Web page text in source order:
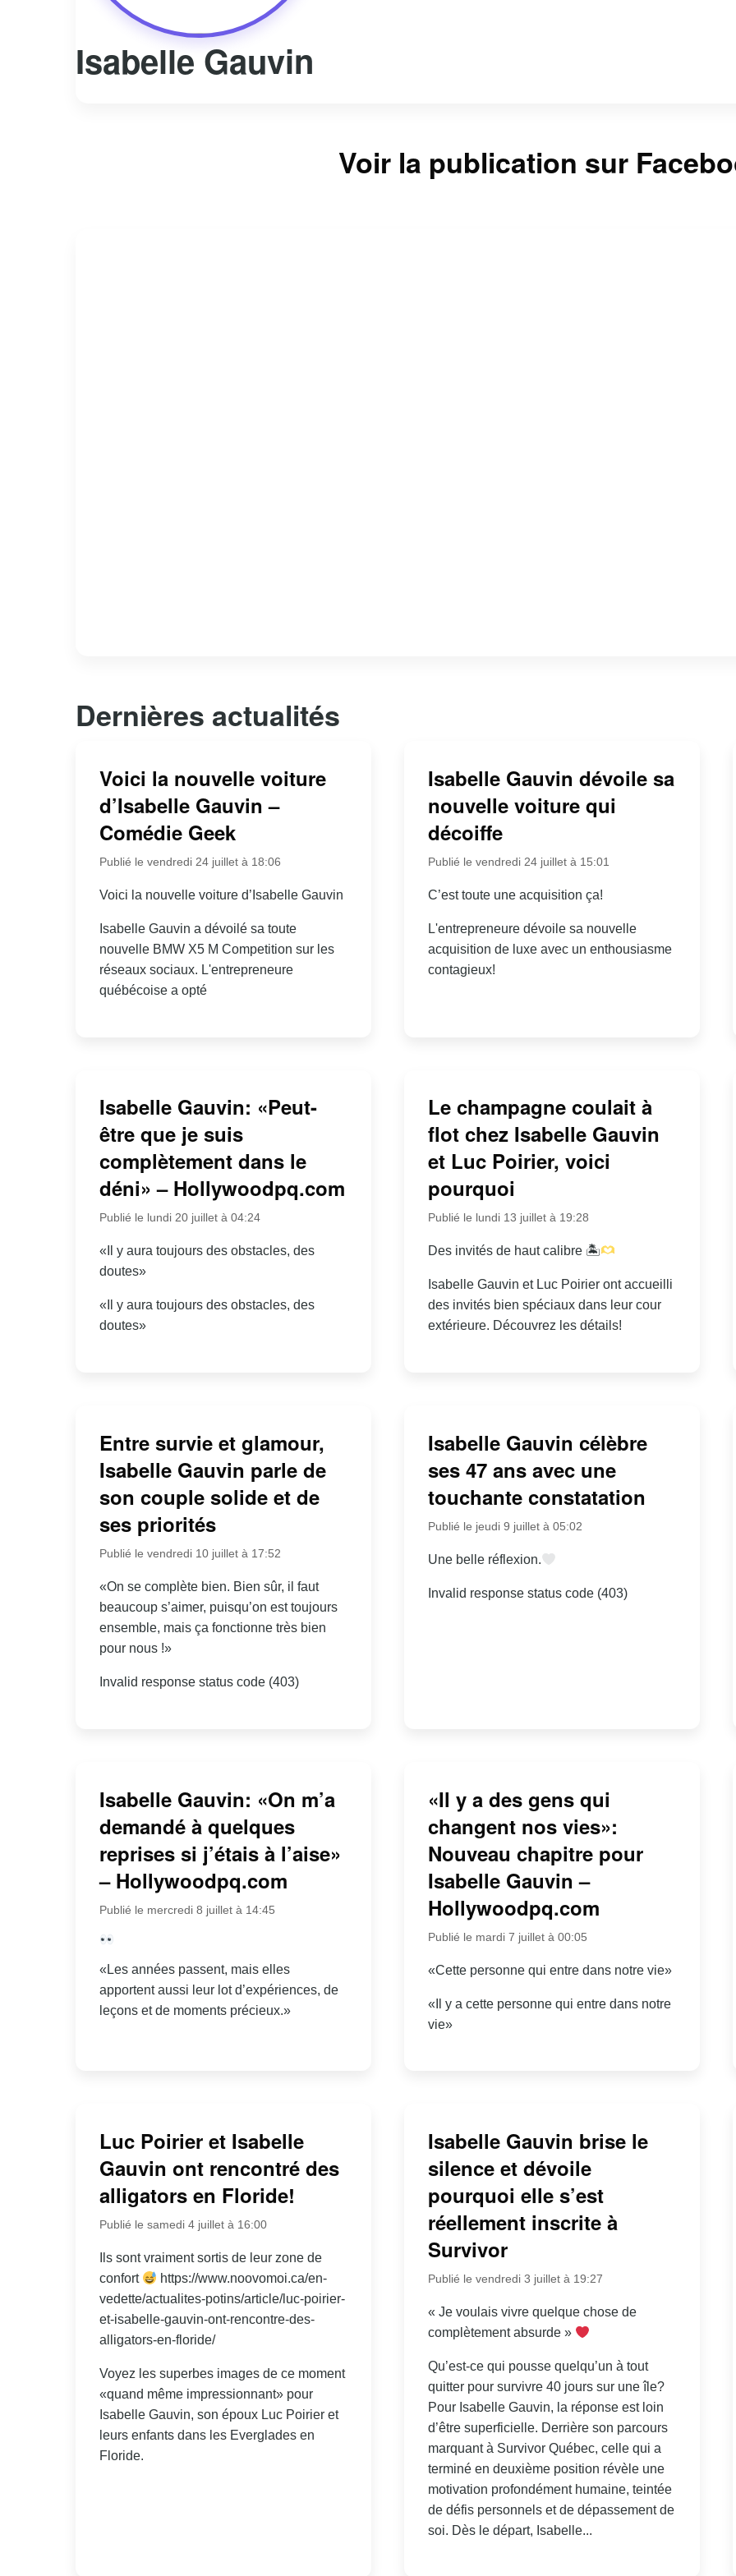
Isabelle Gauvin
Voir la publication sur
Dernières actualités
Voici la nouvelle voiture
d’Isabelle Gauvin –
Comédie Geek
Publié le vendredi 24 juillet à 18:06
Voici la nouvelle voiture d’Isabelle Gauvin
Isabelle Gauvin a dévoilé sa toute
nouvelle BMW X5 M Competition sur les
réseaux sociaux. L'entrepreneure
québécoise a opté
Isabelle Gauvin dévoile sa
nouvelle voiture qui
décoiffe
Publié le vendredi 24 juillet à 15:01
C’est toute une acquisition ça!
L'entrepreneure dévoile sa nouvelle
acquisition de luxe avec un enthousiasme
contagieux!
Isabelle Gauvin: «Peut-
être que je suis
complètement dans le
déni» – Hollywoodpq.com
Publié le lundi 20 juillet à 04:24
«Il y aura toujours des obstacles, des
doutes»
«Il y aura toujours des obstacles, des
doutes»
Le champagne coulait à
flot chez Isabelle Gauvin
et Luc Poirier, voici
pourquoi
Publié le lundi 13 juillet à 19:28
Des invités de haut calibre 🏝
Isabelle Gauvin et Luc Poirier ont accueilli
des invités bien spéciaux dans leur cour
extérieure. Découvrez les détails!
Entre survie et glamour,
Isabelle Gauvin parle de
son couple solide et de
ses priorités
Publié le vendredi 10 juillet à 17:52
«On se complète bien. Bien sûr, il faut
beaucoup s’aimer, puisqu’on est toujours
ensemble, mais ça fonctionne très bien
pour nous !»
Invalid response status code (403)
Isabelle Gauvin célèbre
ses 47 ans avec une
touchante constatation
Publié le jeudi 9 juillet à 05:02
Une belle réflexion.
Invalid response status code (403)
Isabelle Gauvin: «On m’a
demandé à quelques
reprises si j’étais à l’aise»
– Hollywoodpq.com
Publié le mercredi 8 juillet à 14:45
«Les années passent, mais elles
apportent aussi leur lot d’expériences, de
leçons et de moments précieux.»
«Il y a des gens qui
changent nos vies»:
Nouveau chapitre pour
Isabelle Gauvin –
Hollywoodpq.com
Publié le mardi 7 juillet à 00:05
«Cette personne qui entre dans notre vie»
«Il y a cette personne qui entre dans notre
vie»
Luc Poirier et Isabelle
Gauvin ont rencontré des
alligators en Floride!
Publié le samedi 4 juillet à 16:00
Ils sont vraiment sortis de leur zone de
confort
https://www.noovomoi.ca/en-
vedette/actualites-potins/article/luc-poirier-
et-isabelle-gauvin-ont-rencontre-des-
alligators-en-floride/
Voyez les superbes images de ce moment
«quand même impressionnant» pour
Isabelle Gauvin, son époux Luc Poirier et
leurs enfants dans les Everglades en
Floride.
Isabelle Gauvin brise le
silence et dévoile
pourquoi elle s’est
réellement inscrite à
Survivor
Publié le vendredi 3 juillet à 19:27
« Je voulais vivre quelque chose de
complètement absurde »
Qu’est-ce qui pousse quelqu’un à tout
quitter pour survivre 40 jours sur une île?
Pour Isabelle Gauvin, la réponse est loin
d’être superficielle. Derrière son parcours
marquant à Survivor Québec, celle qui a
terminé en deuxième position révèle une
motivation profondément humaine, teintée
de défis personnels et de dépassement de
soi. Dès le départ, Isabelle...